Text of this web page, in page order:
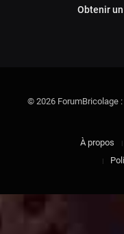
Obtenir
© 2026 ForumBricolage
À propos